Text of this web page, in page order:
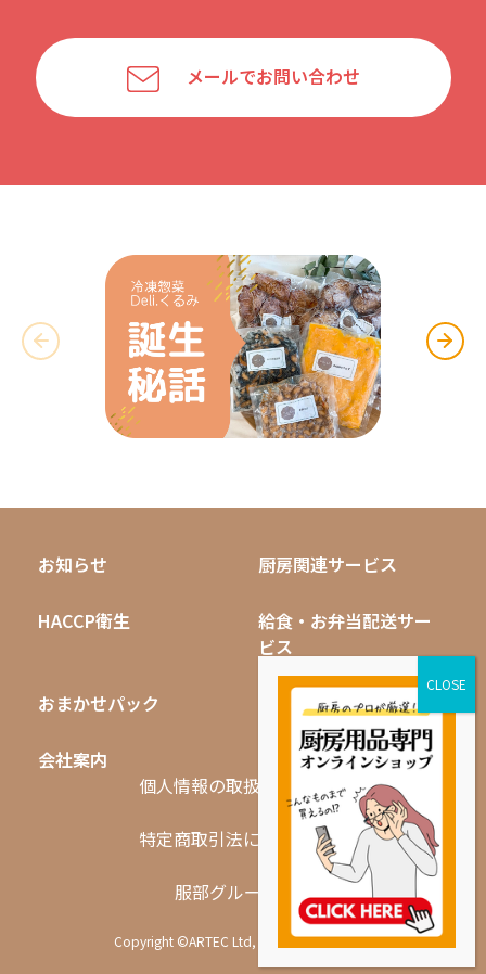
メールでお問い合わせ
お知らせ 厨房関連サービス
HACCP衛生
給食・お弁当配送サー
ビス
おまかせパック 無料キャンペーン
会社案内
採用情報
個人情報の取扱いについて
特定商取引法に基づく表記
服部グループ一覧
Copyright ©ARTEC Ltd, All Rights Reserved.